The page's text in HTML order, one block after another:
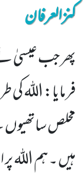
کنزالعرفان
پھر جب عیسیٰ
فرمایا: اللہ
مخلص
ہیں ۔ ہم اللہ